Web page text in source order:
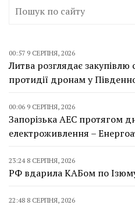
00:57 9 СЕРПНЯ, 2026
Литва розглядає закупівлю
протидії дронам у
00:06 9 СЕРПНЯ, 2026
Запорізька АЕС протягом
електроживлення –
23:24 8 СЕРПНЯ, 2026
РФ вдарила КАБом по
22:48 8 СЕРПНЯ, 2026